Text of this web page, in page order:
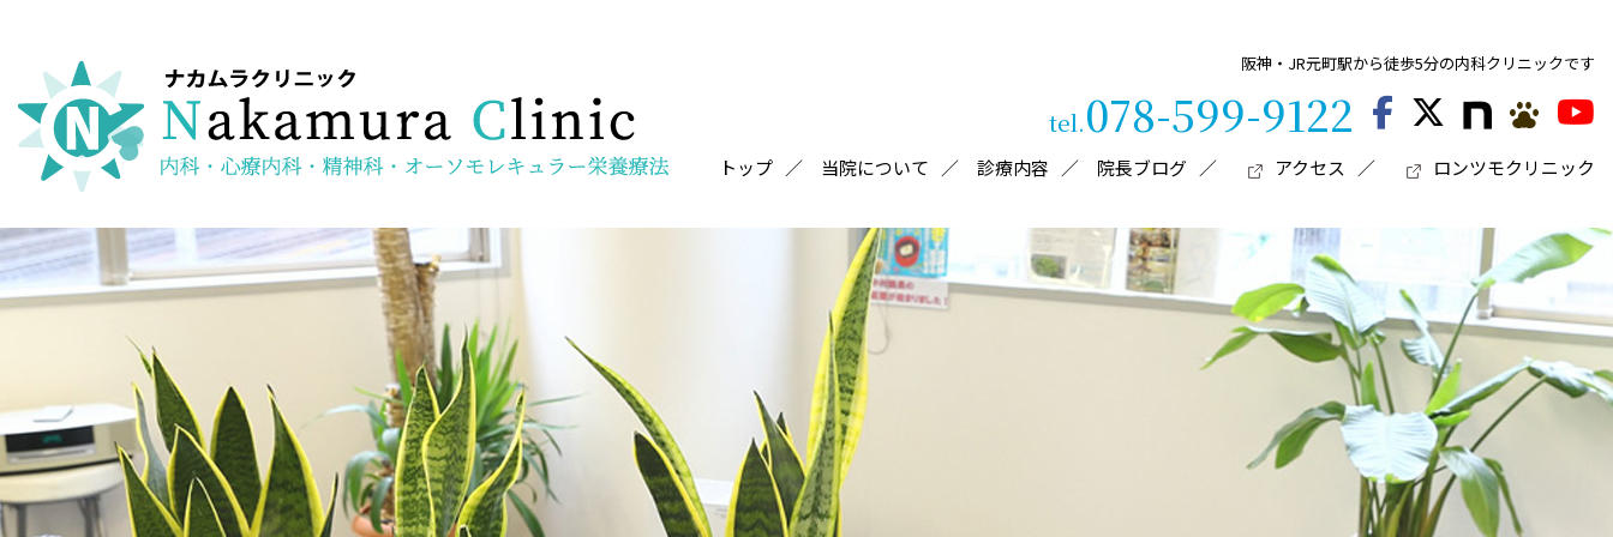
阪神・JR元町駅から徒歩5分の内科クリニックです
tel.078-599-9122
トップ 当院について 診療内容 院長ブログ アクセス ロンツモクリニック